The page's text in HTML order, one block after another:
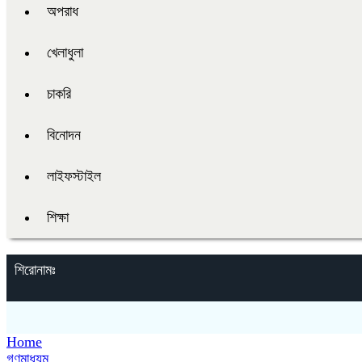
অপরাধ
খেলাধুলা
চাকরি
বিনোদন
লাইফস্টাইল
শিক্ষা
শিরোনামঃ
Home
গণমাধ্যম